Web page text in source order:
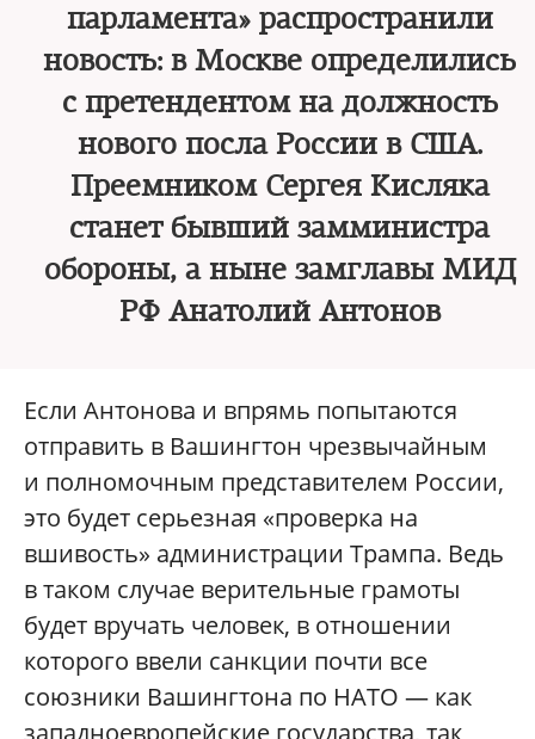
парламента» распространили
новость: в Москве определились
с претендентом на должность
нового посла России в США.
Преемником Сергея Кисляка
станет бывший замминистра
обороны, а ныне замглавы МИД
РФ Анатолий Антонов
Если Антонова и впрямь попытаются
отправить в Вашингтон чрезвычайным
и полномочным представителем России,
это будет серьезная «проверка на
вшивость» администрации Трампа. Ведь
в таком случае верительные грамоты
будет вручать человек, в отношении
которого ввели санкции почти все
союзники Вашингтона по НАТО — как
западноевропейские государства, так